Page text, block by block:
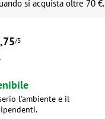
si acquista oltre 70 €.
/5
l'ambiente e il